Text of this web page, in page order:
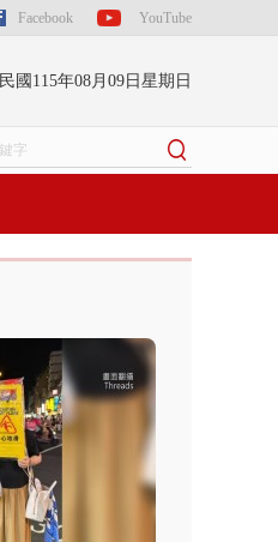
Facebook YouTube
民國115年08月09日星期日